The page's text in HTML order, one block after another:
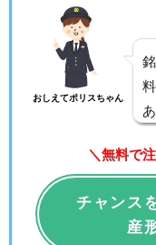
おしえてポリスちゃん
＼無料で
チャンス
産